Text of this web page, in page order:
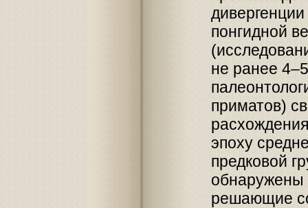
понгидной
не ранее
приматов)
эпоху
предковой
обнаружены
решающие